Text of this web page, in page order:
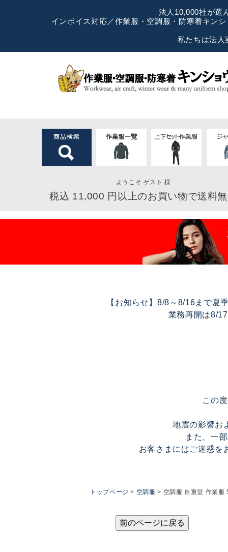
法人10,000社が選
インボイス対応／作業服・空調服・防寒着キン
私たちは法人
ようこそ ゲスト 様
税込 11,000 円以上のお買い物で送料
【お知らせ】8/8～8/16まで夏
業務再開は8/
この
地震の影響お
また、一
お客さまにはご迷惑を
トップページ 空調服 空調服 自重堂 作業
前のページに戻る